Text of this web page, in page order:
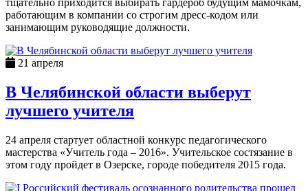
работающим в компании со строгим дресс-кодом или
занимающим руководящие должности.
21 апреля
В Челябинской области выберут
лучшего учителя
24 апреля стартует областной конкурс педагогического
мастерства «Учитель года – 2016». Учительское состязание в
этом году пройдет в Озерске, городе победителя 2015 года.